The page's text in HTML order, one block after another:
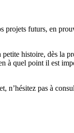
projets futurs, en
histoire, dès la
à quel point il est
n’hésitez pas à